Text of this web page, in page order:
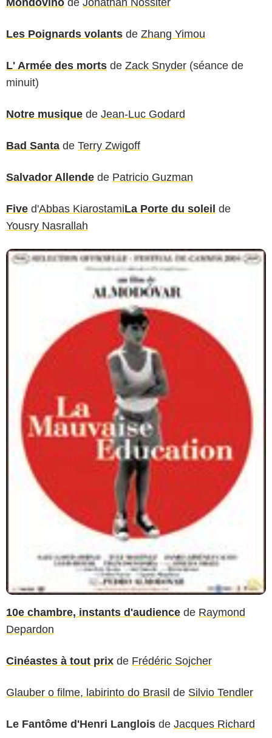
Les Poignards volants de Zhang Yimou
L' Armée des morts de Zack Snyder (séance de
minuit)
Notre musique de Jean-Luc Godard
Bad Santa de Terry Zwigoff
Salvador Allende de Patricio Guzman
Five d'Abbas KiarostamiLa Porte du soleil de
Yousry Nasrallah
10e chambre, instants d'audience de Raymond
Depardon
Cinéastes à tout prix de Frédéric Sojcher
Glauber o filme, labirinto do Brasil de Silvio Tendler
Le Fantôme d'Henri Langlois de Jacques Richard